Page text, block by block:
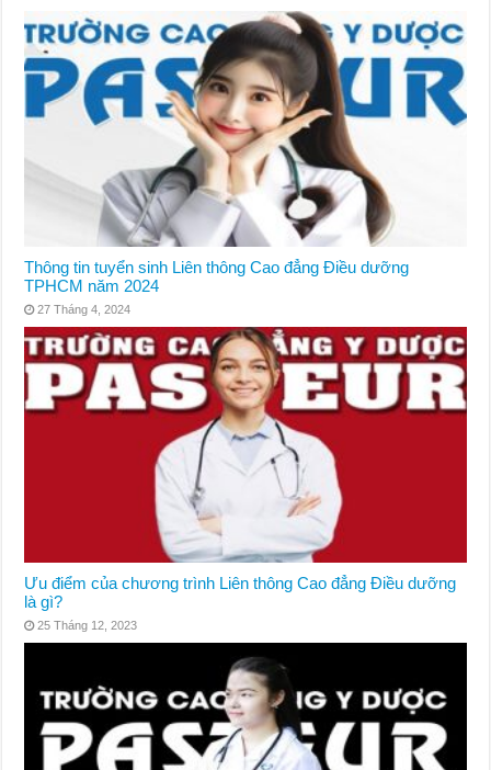
Thông tin tuyển sinh Liên thông Cao đẳng Điều dưỡng
TPHCM năm 2024
27 Tháng 4, 2024
Ưu điểm của chương trình Liên thông Cao đẳng Điều dưỡng
là gì?
25 Tháng 12, 2023